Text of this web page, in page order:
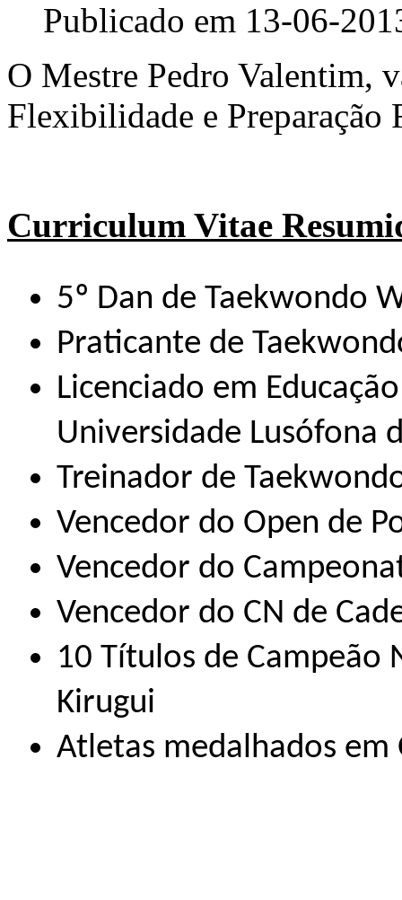
Publicado em 13-06-
O Mestre Pedro Valentim,
Flexibilidade e Preparação
Curriculum Vitae
5º Dan de Taekwondo
Praticante de
Licenciado em
Universidade Lusófona
Treinador de
Vencedor do Open de
Vencedor do
Vencedor do CN de
10 Títulos de Campeão
Kirugui
Atletas medalhados em